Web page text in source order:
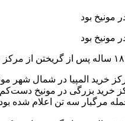
در مونیخ دست‌کم ۱۰ نفر جان باختند.